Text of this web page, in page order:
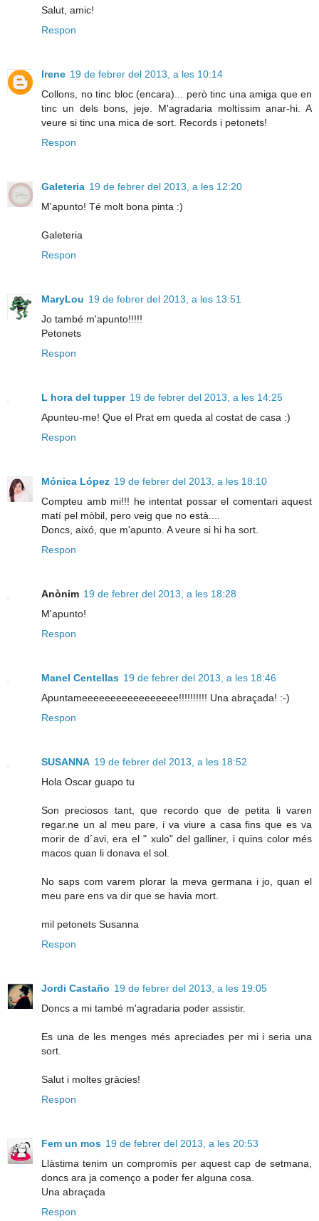
Salut, amic!
Respon
Irene 19 de febrer del 2013, a les 10:14
Collons, no tinc bloc (encara)... però tinc una amiga que en
tinc un dels bons, jeje. M'agradaria moltíssim anar-hi. A
veure si tinc una mica de sort. Records i petonets!
Respon
Galeteria 19 de febrer del 2013, a les 12:20
M'apunto! Té molt bona pinta :)
Galeteria
Respon
MaryLou 19 de febrer del 2013, a les 13:51
Jo també m'apunto!!!!!
Petonets
Respon
L hora del tupper 19 de febrer del 2013, a les 14:25
Apunteu-me! Que el Prat em queda al costat de casa :)
Respon
Mónica López 19 de febrer del 2013, a les 18:10
Compteu amb mi!!! he intentat possar el comentari aquest
matí pel mòbil, pero veig que no està....
Doncs, aixó, que m'apunto. A veure si hi ha sort.
Respon
Anònim 19 de febrer del 2013, a les 18:28
M'apunto!
Respon
Manel Centellas 19 de febrer del 2013, a les 18:46
Apuntameeeeeeeeeeeeeeeee!!!!!!!!!! Una abraçada! :-)
Respon
SUSANNA 19 de febrer del 2013, a les 18:52
Hola Oscar guapo tu
Son preciosos tant, que recordo que de petita li varen
regar.ne un al meu pare, i va viure a casa fins que es va
morir de d´avi, era el " xulo" del galliner, i quins color més
macos quan li donava el sol.
No saps com varem plorar la meva germana i jo, quan el
meu pare ens va dir que se havia mort.
mil petonets Susanna
Respon
Jordi Castaño 19 de febrer del 2013, a les 19:05
Doncs a mi també m'agradaria poder assistir.
Es una de les menges més apreciades per mi i seria una
sort.
Salut i moltes gràcies!
Respon
Fem un mos 19 de febrer del 2013, a les 20:53
Llàstima tenim un compromís per aquest cap de setmana,
doncs ara ja començo a poder fer alguna cosa.
Una abraçada
Respon